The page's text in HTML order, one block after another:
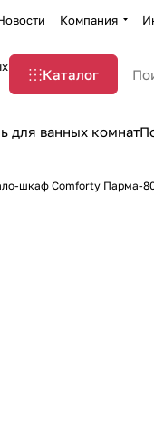
Компания
Каталог
для ванных комнат
шкаф Comforty Парма-